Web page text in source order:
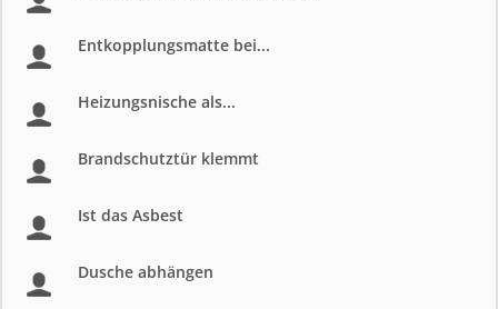
Entkopplungsmatte bei...
Heizungsnische als...
Brandschutztür klemmt
Ist das Asbest
Dusche abhängen